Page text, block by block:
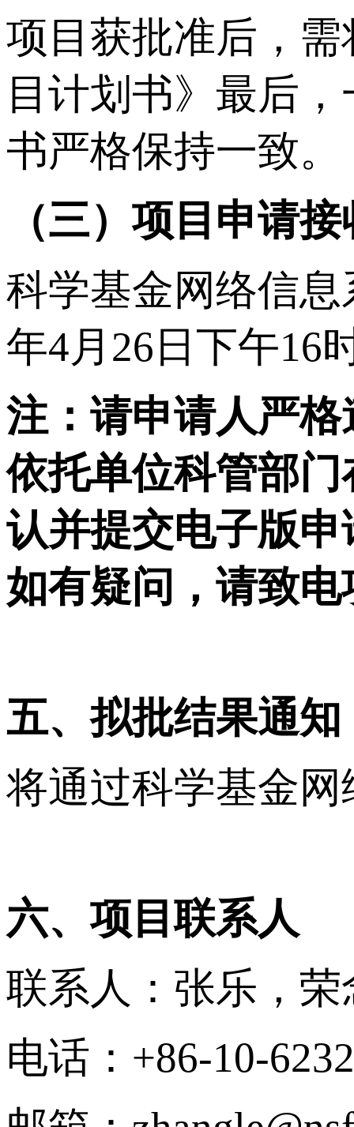
项目获批准后，
目计划书》最后
书严格保持一致。
（三）项目申请
科学基金网络信息
年4月26日下午16
注：请申请人严
依托单位科管部
认并提交电子版
如有疑问，请致
五、拟批结果通知
将通过科学基金
六、项目联系人
联系人：张乐，荣
电话：+86-10-